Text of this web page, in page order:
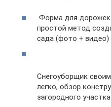
Форма для
простой метод
сада (фото + видео)
Снегоуборщик
легко, обзор
загородного участка